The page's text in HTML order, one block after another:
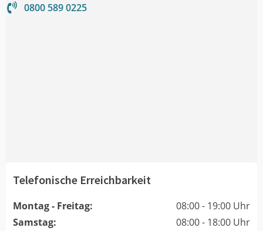
0800 589 0225
Telefonische Erreichbarkeit
Montag - Freitag:
08:00 - 19:00 Uhr
Samstag:
08:00 - 18:00 Uhr